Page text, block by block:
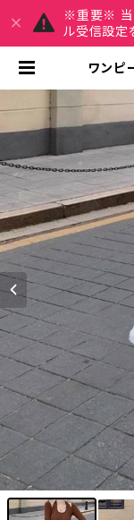
※重要※ 当
ル受信設定
ワンピ
ロン
風 レデ
可愛い
ルエ
ベージ
ル デ
0221
代,40